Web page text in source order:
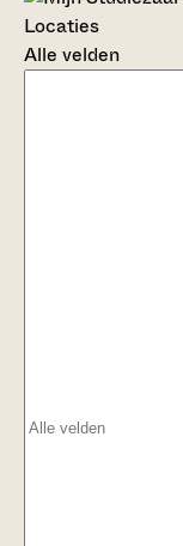
Locaties
Alle velden